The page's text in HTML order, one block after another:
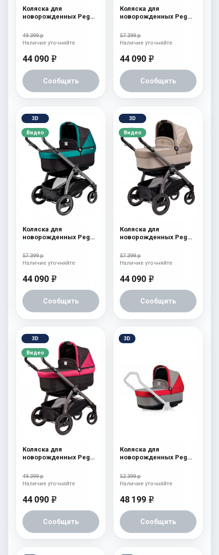
Коляска для
новорожденных Peg
(шасси White/Black)
Onyx
49 399 р
44 090 e
Сообщить
Наличие уточняйте
Коляска для
новорожденных Peg
(шасси White/Black)
atmosphere
57 399 р
44 090 e
Сообщить
Наличие уточняйте
3D
Видео
Коляска для
новорожденных Peg
(шасси White/Black)
aquamarine
57 399 р
44 090 e
Сообщить
Наличие уточняйте
3D
Видео
Коляска для
новорожденных Peg
(шасси White/Black)
Cream
57 399 р
44 090 e
Сообщить
Наличие уточняйте
3D
Видео
Коляска для
новорожденных Peg
(шасси White/Black)
Fleur
49 399 р
44 090 e
Сообщить
Наличие уточняйте
3D
Коляска для
новорожденных Peg
Pop-Up) Tulip
52 399 р
48 199 e
Сообщить
Наличие уточняйте